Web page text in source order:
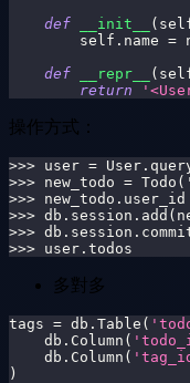
def
__init__ (
        self
. name =
def
__repr__ (
return
操作方式：
>>> user =
>>> new_todo =
>>>
>>>
>>>
>>> user.todos
多對多
tags = db . Table (
    db
. Column (
    db
. Column (
)